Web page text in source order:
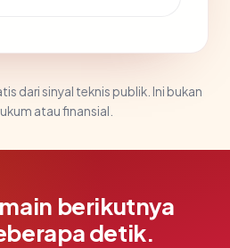
dari sinyal teknis publik. Ini bukan
atau finansial.
berikutnya
detik.